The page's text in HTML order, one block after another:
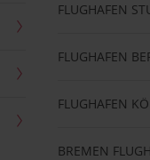
FLUGHAFEN
FLUGHAFEN
FLUGHAFEN
BREMEN